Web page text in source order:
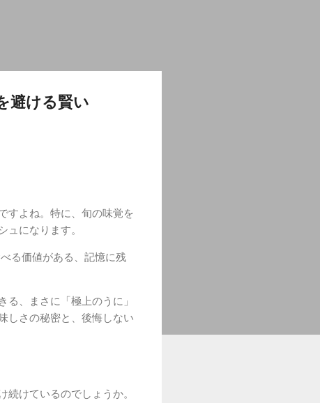
避ける賢い
すよね。特に、旬の味覚を
になります。
る価値がある、記憶に残
、まさに「極上のうに」
しさの秘密と、後悔しない
けているのでしょうか。